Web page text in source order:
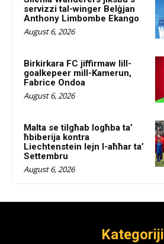
servizzi tal-winger Belġjan
Anthony Limbombe Ekango
August 6, 2026
Birkirkara FC jiffirmaw lill-
goalkepeer mill-Kamerun,
Fabrice Ondoa
August 6, 2026
Malta se tilgħab logħba ta’
ħbiberija kontra
Liechtenstein lejn l-aħħar ta’
Settembru
August 6, 2026
Kategoriji